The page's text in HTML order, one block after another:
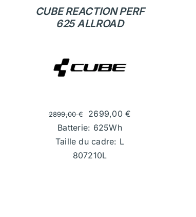
CUBE REACTION PERF
625 ALLROAD
2899,00€ 2699,00 €
Batterie: 625Wh
Taille du cadre: L
807210L